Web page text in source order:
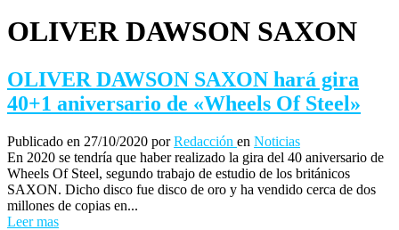
OLIVER DAWSON SAXON
OLIVER DAWSON SAXON hará gira
40+1 aniversario de «Wheels Of Steel»
Publicado en 27/10/2020 porRedacción en Noticias
En 2020 se tendría que haber realizado la gira del 40 aniversario de
Wheels Of Steel, segundo trabajo de estudio de los británicos
SAXON. Dicho disco fue disco de oro y ha vendido cerca de dos
millones de copias en...
Leer mas